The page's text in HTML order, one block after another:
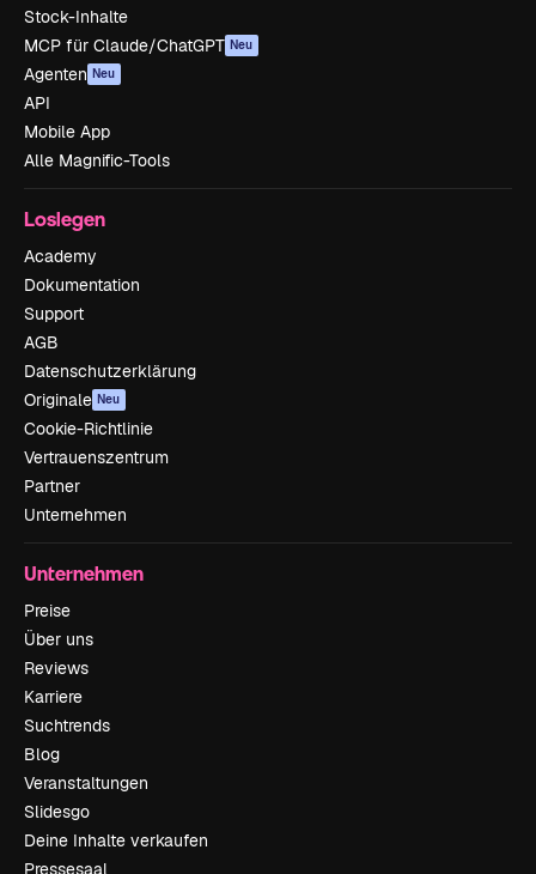
Stock-Inhalte
MCP für Claude/ChatGPT Neu
Agenten Neu
API
Mobile App
Alle Magnific-Tools
Loslegen
Academy
Dokumentation
Support
AGB
Datenschutzerklärung
Originale Neu
Cookie-Richtlinie
Vertrauenszentrum
Partner
Unternehmen
Unternehmen
Preise
Über uns
Reviews
Karriere
Suchtrends
Blog
Veranstaltungen
Slidesgo
Deine Inhalte verkaufen
Pressesaal